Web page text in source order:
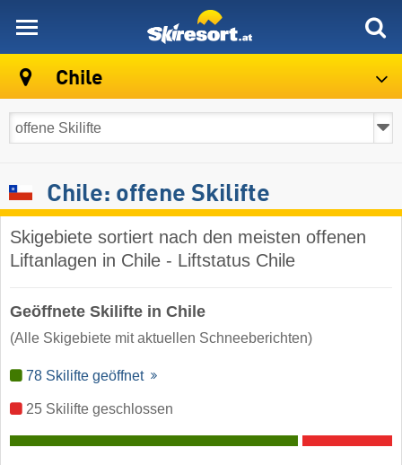
Chile
Chile: offene Skilifte
Skigebiete sortiert nach den meisten offenen
Liftanlagen in Chile - Liftstatus Chile
Geöffnete Skilifte in Chile
(Alle Skigebiete mit aktuellen Schneeberichten)
78 Skilifte geöffnet
25 Skilifte geschlossen